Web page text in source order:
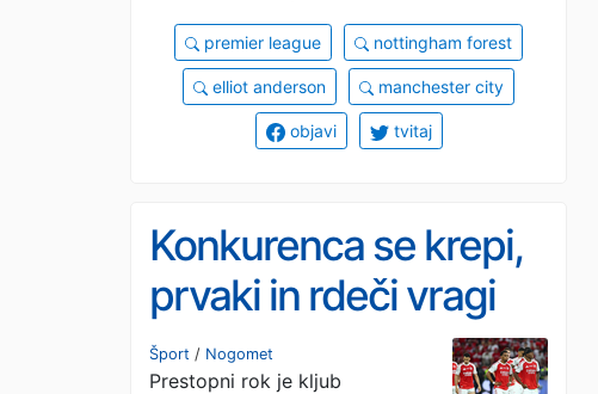
premier league nottingham forest
elliot anderson manchester city
objavi tvitaj
Konkurenca se krepi,
prvaki in rdeči vragi
pa “sramežljivi”
Šport / Nogomet
Prestopni rok je kljub